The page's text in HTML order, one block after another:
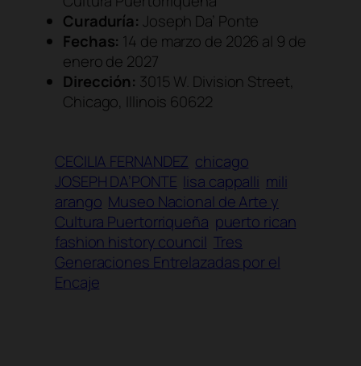
Curaduría: Joseph Da’ Ponte
Fechas: 14 de marzo de 2026 al 9 de
enero de 2027
Dirección: 3015 W. Division Street,
Chicago, Illinois 60622
CECILIA FERNANDEZ chicago
JOSEPH DA’PONTE
lisa cappalli
mili
arango Museo Nacional de Arte y
Cultura Puertorriqueña puerto rican
fashion history council
Tres
Generaciones Entrelazadas por el
Encaje